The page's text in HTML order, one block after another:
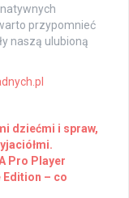
przypomnieć
naszą ulubioną
dziećmi i spraw,
Pro Player
Edition – co